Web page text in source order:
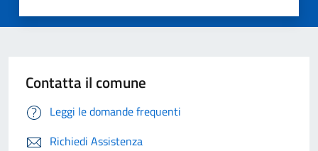
Contatta il comune
Leggi le domande frequenti
Richiedi Assistenza